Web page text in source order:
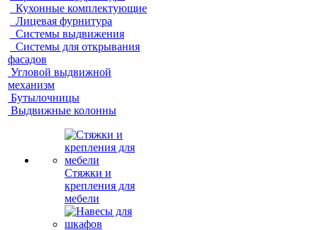
Кухонные комплектующие
Лицевая фурнитура
Системы выдвижения
Системы для открывания
фасадов
Угловой выдвижной
механизм
Бутылочницы
Выдвижные колонны
Стяжки и
крепления для
мебели